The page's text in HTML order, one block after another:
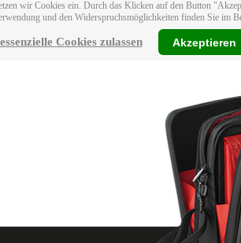
wir Cookies ein. Durch das Klicken auf den Button
und den Widerspruchsmöglichkeiten finden Sie im
Cookies zulassen Akzeptieren